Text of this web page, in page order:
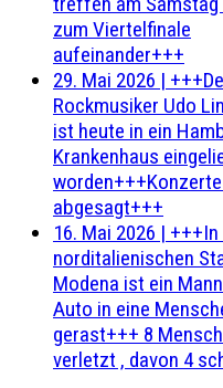
zum Viertelfinale
aufeinander+++
29. Mai 2026 |
Rockmusiker Udo
ist heute in ein
Krankenhaus
abgesagt+++
16. Mai 2026 | +++In
norditalienischen
Modena ist ein
Auto in eine
gerast+++ 8
verletzt , davon 4